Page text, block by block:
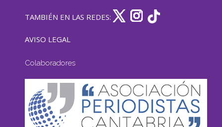
TAMBIÉN EN LAS REDES:
AVISO LEGAL
Colaboradores